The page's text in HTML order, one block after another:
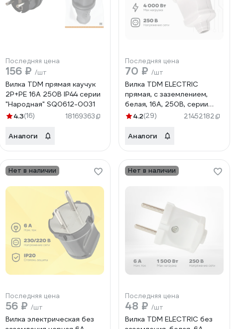
Последняя цена
156 ₽ /шт
Вилка TDM прямая каучук
2Р+РЕ 16А 250В IP44 серии
"Народная" SQ0612-0031
4.3(16) 18169363
Аналоги
Последняя цена
70 ₽ /шт
Вилка TDM ELECTRIC
прямая, с заземлением,
белая, 16А, 250В, серии
"Народная" SQ1806-0403
4.2(29) 21452182
Аналоги
Нет в наличии
Последняя цена
56 ₽ /шт
Вилка электрическая без
Нет в наличии
Последняя цена
48 ₽ /шт
Вилка TDM ELECTRIC без